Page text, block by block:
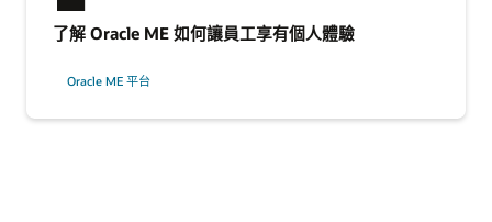
了解 Oracle ME 如何讓員工享有個人體驗
Oracle ME 平台